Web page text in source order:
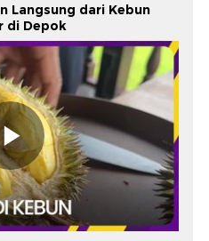
Langsung dari Kebun
di Depok